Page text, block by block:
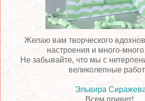
Желаю вам творческого
настроения и много-
Не забывайте, что мы с
великолепные
Эльвира
Всем привет!